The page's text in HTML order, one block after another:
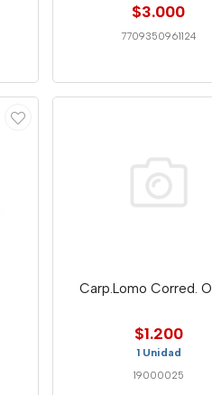
$3.000
7709350961124
Carp.Lomo Corred.
$1.200
1 Unidad
19000025